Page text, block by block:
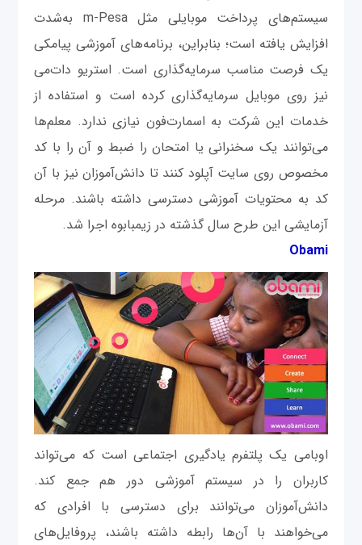
سیستم‌های پرداخت موبایلی مثل m-Pesa به‌شدت
افزایش یافته است؛ بنابراین، برنامه‌های آموزشی پیامکی
یک فرصت مناسب سرمایه‌گذاری است. استریو دات‌می
نیز روی موبایل سرمایه‌گذاری کرده است و استفاده از
خدمات این شرکت به اسمارت‌فون نیازی ندارد. معلم‌ها
می‌توانند یک سخنرانی یا امتحان را ضبط و آن را با کد
مخصوص روی سایت آپلود کنند تا دانش‌آموزان نیز با آن
کد به محتویات آموزشی دسترسی داشته باشند. مرحله
آزمایشی این طرح سال گذشته در زیمبابوه اجرا شد.
Obami
اوبامی یک پلتفرم یادگیری اجتماعی است که می‌تواند
کاربران را در سیستم آموزشی دور هم جمع کند.
دانش‌آموزان می‌توانند برای دسترسی با افرادی که
می‌خواهند با آن‌ها رابطه داشته باشند، پروفایل‌های